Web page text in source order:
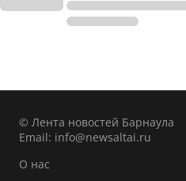
© Лента новостей Барнаула
Email: info@newsaltai.ru
О нас